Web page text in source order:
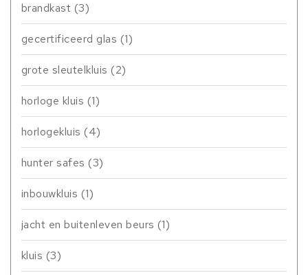
brandkast (3)
gecertificeerd glas (1)
grote sleutelkluis (2)
horloge kluis (1)
horlogekluis (4)
hunter safes (3)
inbouwkluis (1)
jacht en buitenleven beurs (1)
kluis (3)